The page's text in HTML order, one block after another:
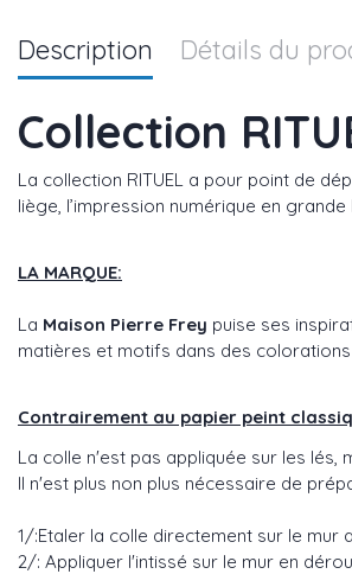
Description Détails du
Collection
La collection RITUEL a pour point de
liège, l’impression numérique en
LA MARQUE:
La Maison Pierre Frey puise ses
matières et motifs dans des
Contrairement au papier peint
La colle n'est pas appliquée sur les lés,
Il n'est plus non plus nécessaire de
1/:Etaler la colle directement sur le mur
2/: Appliquer l'intissé sur le mur en